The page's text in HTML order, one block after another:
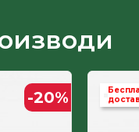
-20%